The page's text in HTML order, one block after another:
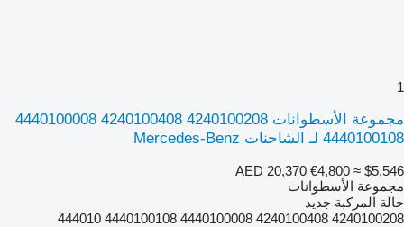
1
مجموعة الأسطوانات 4240100208 4240100408 4440100008
4440100108 لـ الشاحنات Mercedes-Benz
AED 20,370 €4,800 ≈ $5,546
مجموعة الأسطوانات
حالة المركبة جديد
4240100208 4240100408 4440100008 4440100108 444010